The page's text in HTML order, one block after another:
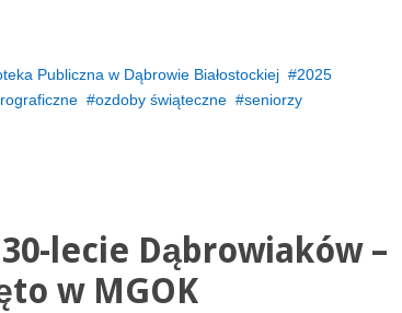
Publiczna w Dąbrowie Białostockiej
2025
ozdoby świąteczne
seniorzy
lecie Dąbrowiaków –
w MGOK